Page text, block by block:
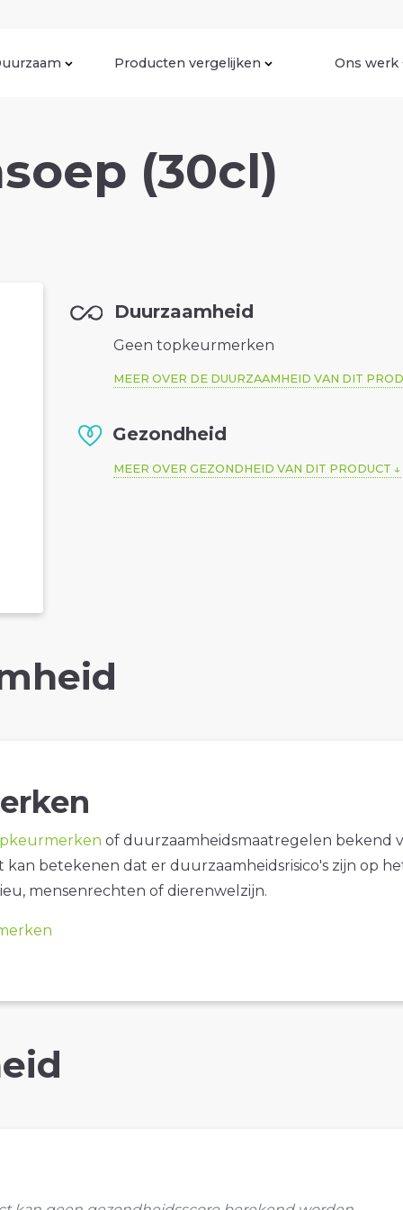
Producten vergelijken Ons werk
(30cl)
Duurzaamheid
Geen topkeurmerken
MEER OVER DE DUURZAAMHEID VAN DIT
Gezondheid
MEER OVER GEZONDHEID VAN DIT PRODUCT
of duurzaamheidsmaatregelen bekend
kan betekenen dat er duurzaamheidsrisico's zijn op
mensenrechten of dierenwelzijn.